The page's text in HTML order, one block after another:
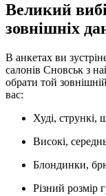
Великий
зовнішніх
В анкетах ви
салонів Сновськ з
обрати той
вас:
Худі, стрункі,
Високі,
Блондинки,
Різний розмір